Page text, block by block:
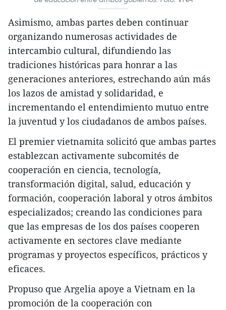
Asimismo, ambas partes deben continuar
organizando numerosas actividades de
intercambio cultural, difundiendo las
tradiciones históricas para honrar a las
generaciones anteriores, estrechando aún más
los lazos de amistad y solidaridad, e
incrementando el entendimiento mutuo entre
la juventud y los ciudadanos de ambos países.
El premier vietnamita solicitó que ambas partes
establezcan activamente subcomités de
cooperación en ciencia, tecnología,
transformación digital, salud, educación y
formación, cooperación laboral y otros ámbitos
especializados; creando las condiciones para
que las empresas de los dos países cooperen
activamente en sectores clave mediante
programas y proyectos específicos, prácticos y
eficaces.
Propuso que Argelia apoye a Vietnam en la
promoción de la cooperación con